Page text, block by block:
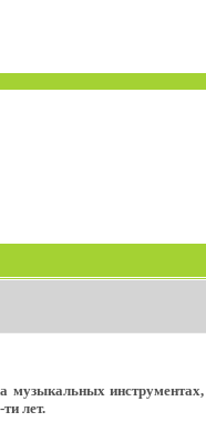
музыкальных инструментах,
лет.